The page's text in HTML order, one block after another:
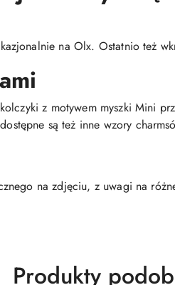
na Olx. Ostatnio też
z motywem myszki Mini
są też inne wzory
na zdjęciu, z uwagi na
Produkty
Produkty